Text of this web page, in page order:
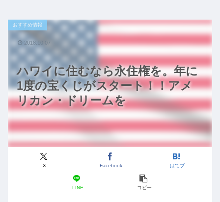
ハワイに住むなら永住権を。年に
1度の宝くじがスタート！！アメ
リカン・ドリームを
おすすめ情報
X Facebook はてブ
LINE コピー
2018.10.07